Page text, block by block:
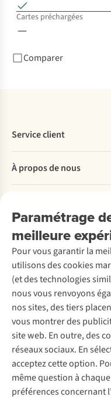
Cartes préchargées
Comparer
Paramétrage
meilleure
Pour vous garantir la
utilisons des cookies
(et des technologies
nous vous renvoyons
nos sites, des tiers
vous montrer des
site web. En outre, des
réseaux sociaux. En
acceptez cette option.
même question à
préférences concernant
Service client
Commander
Payer
Retourner
Rétractation d'une
Entretien & réparations
Garantie
Contactez-nous
À propos de nous
Entreprise responsable
À propos d’Ayacucho
Nos magasins
À propos d’A.S.Adventure
Déclaration d'accessibilité
Location / Location sports
Seconde-main
Entretien de ski
Service de lavage
Entretien de chaussures
Réparation de chaussures
Réparation de vêtements
Retouches
Pour les entreprises
Découvrez
A.S.Magazine
Explore Camp
Expertise & conseils
Abonnez-vous à la